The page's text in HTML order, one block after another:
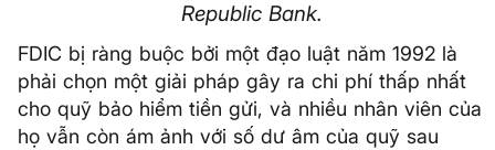
Republic Bank.
FDIC bị ràng buộc bởi một đạo luật năm 1992 là
phải chọn một giải pháp gây ra chi phí thấp nhất
cho quỹ bảo hiểm tiền gửi, và nhiều nhân viên của
họ vẫn còn ám ảnh với số dư âm của quỹ sau